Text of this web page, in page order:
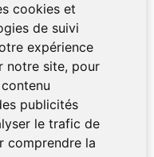
cookies et
de suivi
expérience
notre site, pour
publicités
le trafic de
comprendre la